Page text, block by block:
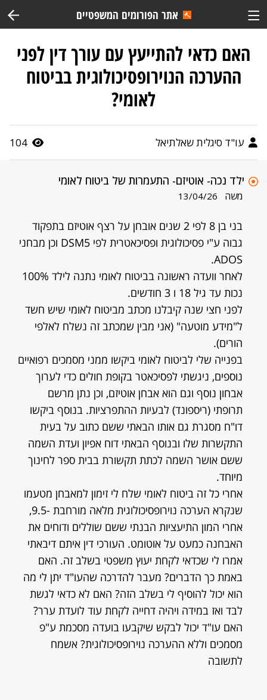
אתר הפורומים המשפטיים
האם כדאי להתייעץ עם עורך דין לפני
ההערכה הנוירופסיכולוגית בביטוח
לאומי?
עו"ד סיגלית שאלתיאל 104
ילד נכה- אוטיזם- התעמרות של ביטוח לאומי
משה 13/04/26
בני בן 8 לפי 2 שנים אובחן על רצף אוטיזם בתפקוד
גבוה ע"י פסיכולוגית ופסיכאטרית לפי DSM5 וכן מבחני
ADOS.
לאחר וועדה ראשונה בביטוח לאומי נתנה לילד 100%
נכות עד גיל 18 ו 3 חודשים.
לפני חצי שנה קיבלנו מכתב מביטוח לאומי שיש חשד
ל"מידע מוטעה" (אני מבין שמכתב זה נשלח לאלפי
הורים).
בפנייה שלי לביטוח לאומי ביקשו ממני מסמכים רפואיים
נוספים, ניגשתי לפסיכאטר בקופת חולים כדי לערוך
אבחון נוסף וגם הוא אבחן אוטיזם, וכן נתן מרשם
תרופתי (ריספונד) לבעיות ההתפרציות. בנוסף ביקשו
דו"ח מסגרת גם אותו הבאתי ששם כתוב על בעית
התקשרות שלו ובנוסף הבאתי דוח אפיון ועדת השמה
ששם אושר השמה לכתת תקשורת בבית ספר לחינוך
מיוחד.
אחרי כל זה ביטוח לאומי שלח לי זימון למאבחן מטעמו
שנקרא הערכה נוירופסיכולוגית מלאה מורחבת -9.5,
אחרי המון התיעציות הבנתי ששם שוללים ודוחים את
האבחנה כמעט על אוטומט. העורכי דין איתם דיבאתי
אמרו לי שכדאי לקחת יעוץ משפטי בשלב זה. האם
באמת כך הדברים? מעבר להדרכה שהעו"ד יתן לי מה
הוא יכול להוסיף לי בשלב הזה? האם לא כדאי לגשת
לבד ואז במידה ויהיה דחייה לקחת עוד לועדת ערר?
האם עו"ד יכול לבקש שיקבעו בועדה מסכמת ע"פ
מסמכים וללא ההערכה נוירופסיכולוגית? אשמח
לתשובה